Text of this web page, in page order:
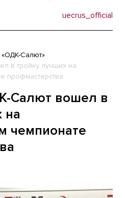
uecrus_official
Салют»
в тройку лучших на
профмастерства
Салют вошел в
на
чемпионате